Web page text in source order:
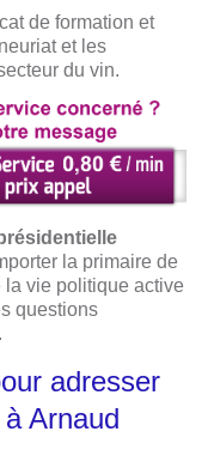
de formation et
et les
du vin.
la primaire de
la vie politique active
questions
adresser
Arnaud